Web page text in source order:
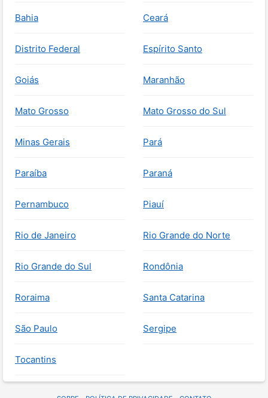
Bahia Ceará
Distrito Federal Espírito Santo
Goiás Maranhão
Mato Grosso Mato Grosso do Sul
Minas Gerais Pará
Paraíba Paraná
Pernambuco Piauí
Rio de Janeiro Rio Grande do Norte
Rio Grande do Sul Rondônia
Roraima Santa Catarina
São Paulo Sergipe
Tocantins